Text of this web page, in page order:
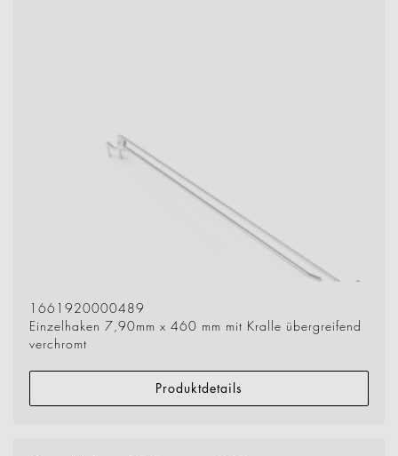
1661920000489
Einzelhaken 7,90mm x 460 mm mit Kralle übergreifend
verchromt
Produktdetails